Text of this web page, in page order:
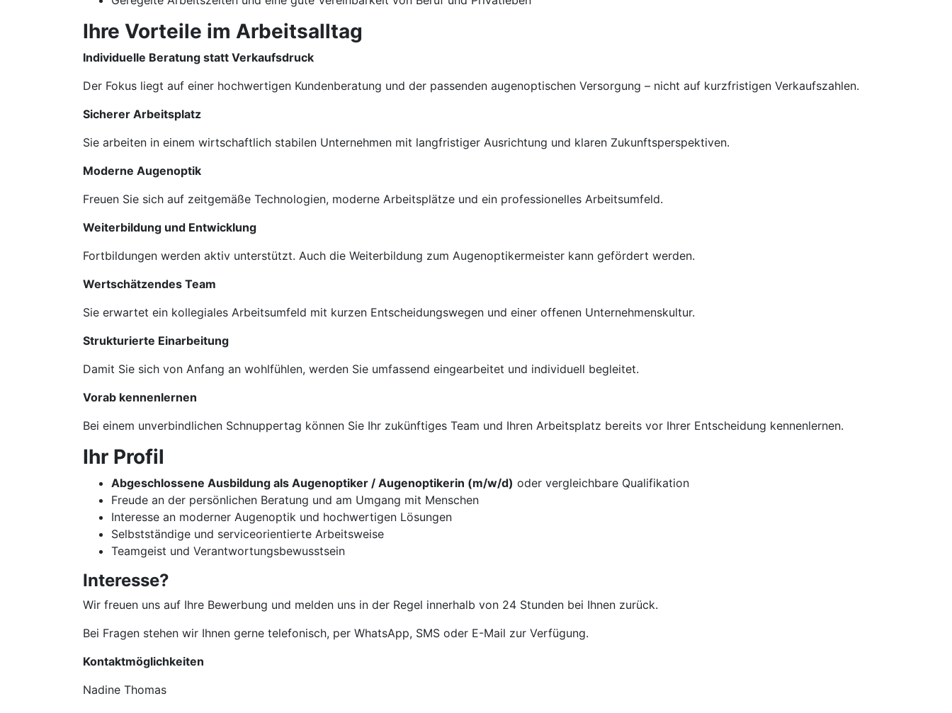
Ihre Vorteile im Arbeitsalltag
Individuelle Beratung statt Verkaufsdruck
Der Fokus liegt auf einer hochwertigen Kundenberatung und der passenden augenoptischen Versorgung – nicht auf kurzfristigen Verkaufszahlen.
Sicherer Arbeitsplatz
Sie arbeiten in einem wirtschaftlich stabilen Unternehmen mit langfristiger Ausrichtung und klaren Zukunftsperspektiven.
Moderne Augenoptik
Freuen Sie sich auf zeitgemäße Technologien, moderne Arbeitsplätze und ein professionelles Arbeitsumfeld.
Weiterbildung und Entwicklung
Fortbildungen werden aktiv unterstützt. Auch die Weiterbildung zum Augenoptikermeister kann gefördert werden.
Wertschätzendes Team
Sie erwartet ein kollegiales Arbeitsumfeld mit kurzen Entscheidungswegen und einer offenen Unternehmenskultur.
Strukturierte Einarbeitung
Damit Sie sich von Anfang an wohlfühlen, werden Sie umfassend eingearbeitet und individuell begleitet.
Vorab kennenlernen
Bei einem unverbindlichen Schnuppertag können Sie Ihr zukünftiges Team und Ihren Arbeitsplatz bereits vor Ihrer Entscheidung kennenlernen.
Ihr Profil
Abgeschlossene Ausbildung als Augenoptiker / Augenoptikerin (m/w/d) oder vergleichbare Qualifikation
Freude an der persönlichen Beratung und am Umgang mit Menschen
Interesse an moderner Augenoptik und hochwertigen Lösungen
Selbstständige und serviceorientierte Arbeitsweise
Teamgeist und Verantwortungsbewusstsein
Interesse?
Wir freuen uns auf Ihre Bewerbung und melden uns in der Regel innerhalb von 24 Stunden bei Ihnen zurück.
Bei Fragen stehen wir Ihnen gerne telefonisch, per WhatsApp, SMS oder E-Mail zur Verfügung.
Kontaktmöglichkeiten
Nadine Thomas